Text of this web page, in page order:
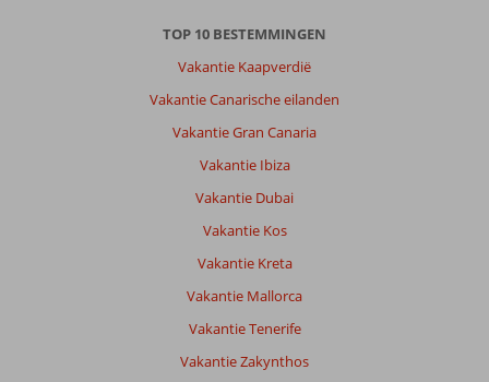
TOP 10 BESTEMMINGEN
Vakantie Kaapverdië
Vakantie Canarische eilanden
Vakantie Gran Canaria
Vakantie Ibiza
Vakantie Dubai
Vakantie Kos
Vakantie Kreta
Vakantie Mallorca
Vakantie Tenerife
Vakantie Zakynthos